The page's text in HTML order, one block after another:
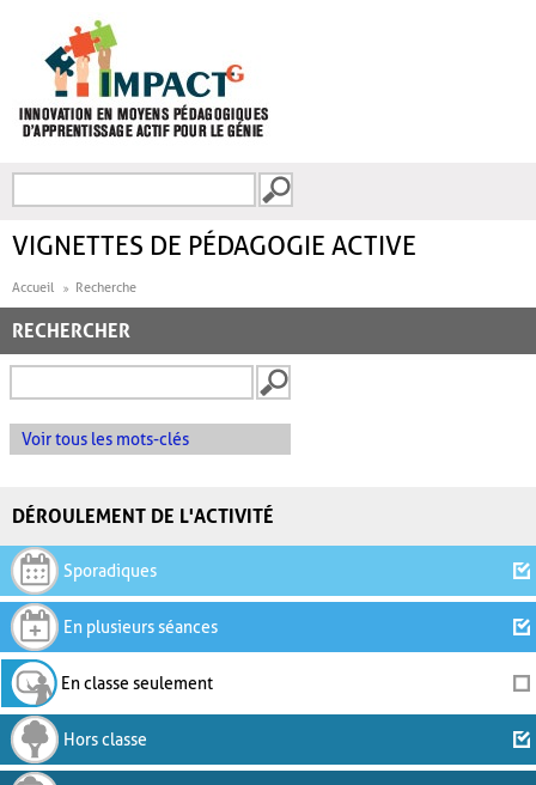
FORMULAIRE DE
VIGNETTES DE PÉDAGOGIE ACTIVE
Accueil Recherche
RECHERCHER
Voir tous les mots-clés
DÉROULEMENT DE L'ACTIVITÉ
Sporadiques
En plusieurs séances
En classe seulement
Hors classe